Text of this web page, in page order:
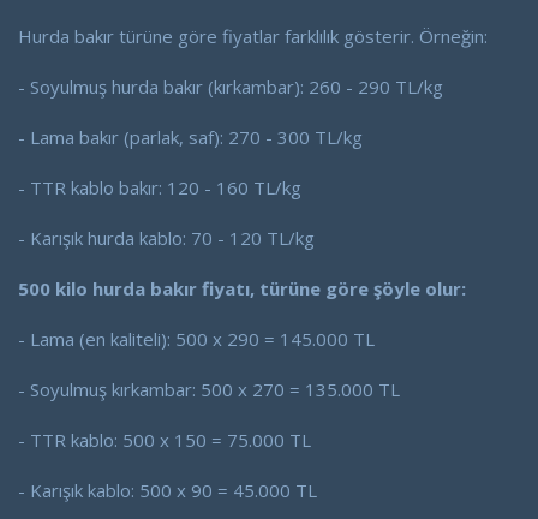
Hurda bakır türüne göre fiyatlar farklılık gösterir. Örneğin:
- Soyulmuş hurda bakır (kırkambar): 260 - 290 TL/kg
- Lama bakır (parlak, saf): 270 - 300 TL/kg
- TTR kablo bakır: 120 - 160 TL/kg
- Karışık hurda kablo: 70 - 120 TL/kg
500 kilo hurda bakır fiyatı, türüne göre şöyle olur:
- Lama (en kaliteli): 500 x 290 = 145.000 TL
- Soyulmuş kırkambar: 500 x 270 = 135.000 TL
- TTR kablo: 500 x 150 = 75.000 TL
- Karışık kablo: 500 x 90 = 45.000 TL